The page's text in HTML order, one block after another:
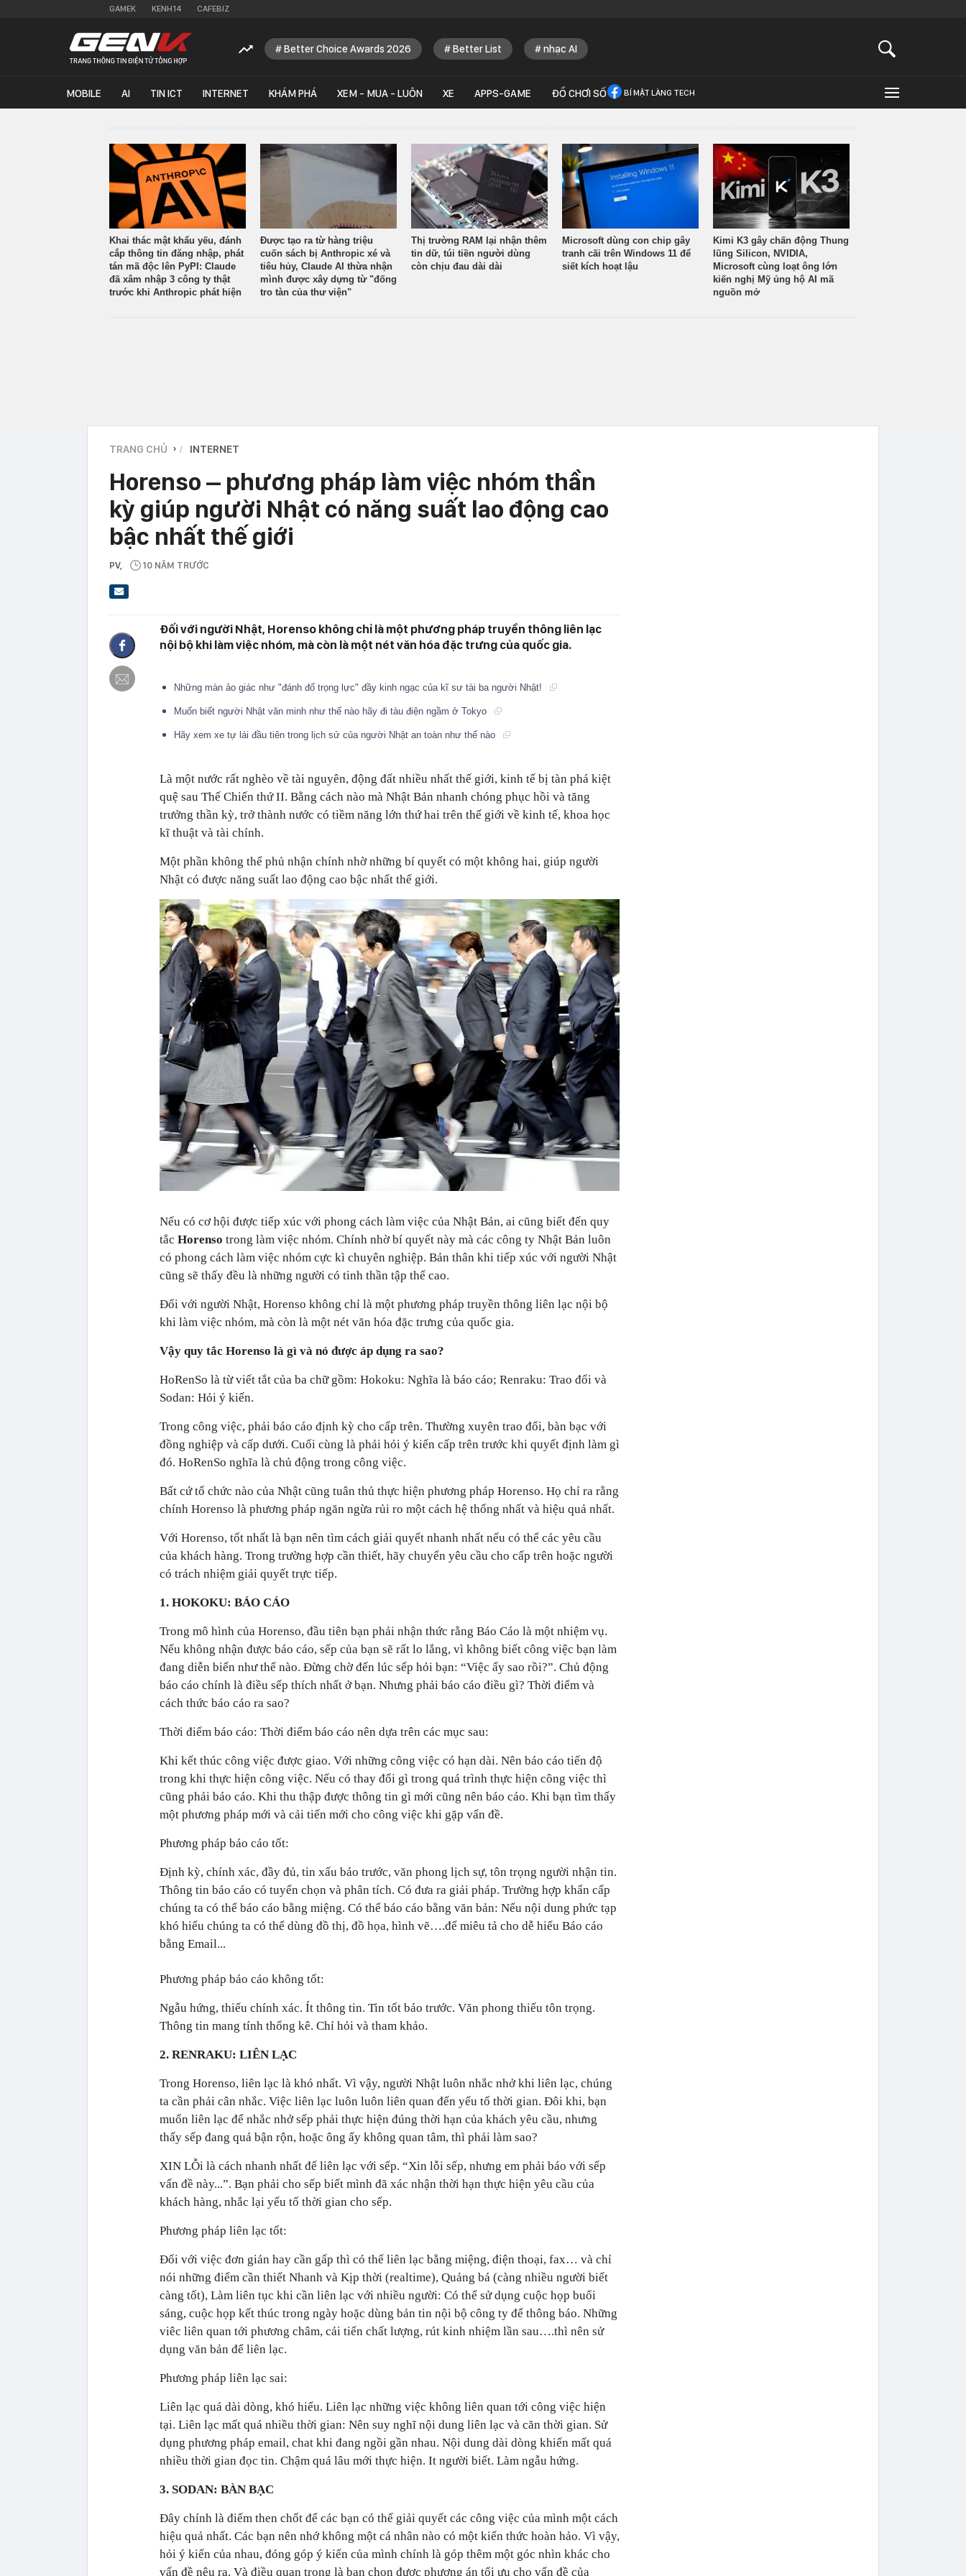
GAMEK KENH14 CAFEBIZ
Better Choice Awards 2026 Better List nhạc AI
MOBILE AI TIN ICT INTERNET KHÁM PHÁ XEM - MUA - LUÔN XE APPS-GAME ĐỒ CHƠI SỐ BÍ MẬT LÀNG TECH
Khai thác mật khẩu yếu, đánh
cắp thông tin đăng nhập, phát
tán mã độc lên PyPI: Claude
đã xâm nhập 3 công ty thật
trước khi Anthropic phát hiện
Được tạo ra từ hàng triệu
cuốn sách bị Anthropic xé và
tiêu hủy, Claude AI thừa nhận
mình được xây dựng từ "đống
tro tàn của thư viện"
Thị trường RAM lại nhận thêm
tin dữ, túi tiền người dùng
còn chịu đau dài dài
Microsoft dùng con chip gây
tranh cãi trên Windows 11 để
siết kích hoạt lậu
Kimi K3 gây chấn động Thung
lũng Silicon, NVIDIA,
Microsoft cùng loạt ông lớn
kiến nghị Mỹ ủng hộ AI mã
nguồn mở
TRANG CHỦ › INTERNET
Horenso – phương pháp làm việc nhóm thần
kỳ giúp người Nhật có năng suất lao động cao
bậc nhất thế giới
PV, 10 NĂM TRƯỚC
Đối với người Nhật, Horenso không chỉ là một phương pháp truyền thông liên lạc
nội bộ khi làm việc nhóm, mà còn là một nét văn hóa đặc trưng của quốc gia.
Những màn ảo giác như "đánh đố trọng lực" đầy kinh ngạc của kĩ sư tài ba người Nhật!
Muốn biết người Nhật văn minh như thế nào hãy đi tàu điện ngầm ở Tokyo
Hãy xem xe tự lái đầu tiên trong lịch sử của người Nhật an toàn như thế nào
Là một nước rất nghèo về tài nguyên, động đất nhiều nhất thế giới, kinh tế bị tàn phá kiệt
quệ sau Thế Chiến thứ II. Bằng cách nào mà Nhật Bản nhanh chóng phục hồi và tăng
trưởng thần kỳ, trở thành nước có tiềm năng lớn thứ hai trên thế giới về kinh tế, khoa học
kĩ thuật và tài chính.
Một phần không thể phủ nhận chính nhờ những bí quyết có một không hai, giúp người
Nhật có được năng suất lao động cao bậc nhất thế giới.
Nếu có cơ hội được tiếp xúc với phong cách làm việc của Nhật Bản, ai cũng biết đến quy
tắc Horenso trong làm việc nhóm. Chính nhờ bí quyết này mà các công ty Nhật Bản luôn
có phong cách làm việc nhóm cực kì chuyên nghiệp. Bản thân khi tiếp xúc với người Nhật
cũng sẽ thấy đều là những người có tinh thần tập thể cao.
Đối với người Nhật, Horenso không chỉ là một phương pháp truyền thông liên lạc nội bộ
khi làm việc nhóm, mà còn là một nét văn hóa đặc trưng của quốc gia.
Vậy quy tắc Horenso là gì và nó được áp dụng ra sao?
HoRenSo là từ viết tắt của ba chữ gồm: Hokoku: Nghĩa là báo cáo; Renraku: Trao đổi và
Sodan: Hỏi ý kiến.
Trong công việc, phải báo cáo định kỳ cho cấp trên. Thường xuyên trao đổi, bàn bạc với
đồng nghiệp và cấp dưới. Cuối cùng là phải hỏi ý kiến cấp trên trước khi quyết định làm gì
đó. HoRenSo nghĩa là chủ động trong công việc.
Bất cứ tổ chức nào của Nhật cũng tuân thủ thực hiện phương pháp Horenso. Họ chỉ ra rằng
chính Horenso là phương pháp ngăn ngừa rủi ro một cách hệ thống nhất và hiệu quả nhất.
Với Horenso, tốt nhất là bạn nên tìm cách giải quyết nhanh nhất nếu có thể các yêu cầu
của khách hàng. Trong trường hợp cần thiết, hãy chuyển yêu cầu cho cấp trên hoặc người
có trách nhiệm giải quyết trực tiếp.
1. HOKOKU: BÁO CÁO
Trong mô hình của Horenso, đầu tiên bạn phải nhận thức rằng Báo Cáo là một nhiệm vụ.
Nếu không nhận được báo cáo, sếp của bạn sẽ rất lo lắng, vì không biết công việc bạn làm
đang diễn biến như thế nào. Đừng chờ đến lúc sếp hỏi bạn: “Việc ấy sao rồi?”. Chủ động
báo cáo chính là điều sếp thích nhất ở bạn. Nhưng phải báo cáo điều gì? Thời điểm và
cách thức báo cáo ra sao?
Thời điểm báo cáo: Thời điểm báo cáo nên dựa trên các mục sau:
Khi kết thúc công việc được giao. Với những công việc có hạn dài. Nên báo cáo tiến độ
trong khi thực hiện công việc. Nếu có thay đổi gì trong quá trình thực hiện công việc thì
cũng phải báo cáo. Khi thu thập được thông tin gì mới cũng nên báo cáo. Khi bạn tìm thấy
một phương pháp mới và cải tiến mới cho công việc khi gặp vấn đề.
Phương pháp báo cáo tốt:
Định kỳ, chính xác, đầy đủ, tin xấu báo trước, văn phong lịch sự, tôn trọng người nhận tin.
Thông tin báo cáo có tuyển chọn và phân tích. Có đưa ra giải pháp. Trường hợp khẩn cấp
chúng ta có thể báo cáo bằng miệng. Có thể báo cáo bằng văn bản: Nếu nội dung phức tạp
khó hiểu chúng ta có thể dùng đồ thị, đồ họa, hình vẽ….để miêu tả cho dễ hiểu Báo cáo
bằng Email...
Phương pháp báo cáo không tốt:
Ngẫu hứng, thiếu chính xác. Ít thông tin. Tin tốt báo trước. Văn phong thiếu tôn trọng.
Thông tin mang tính thống kê. Chỉ hỏi và tham khảo.
2. RENRAKU: LIÊN LẠC
Trong Horenso, liên lạc là khó nhất. Vì vậy, người Nhật luôn nhắc nhở khi liên lạc, chúng
ta cần phải cân nhắc. Việc liên lạc luôn luôn liên quan đến yếu tố thời gian. Đôi khi, bạn
muốn liên lạc để nhắc nhở sếp phải thực hiện đúng thời hạn của khách yêu cầu, nhưng
thấy sếp đang quá bận rộn, hoặc ông ấy không quan tâm, thì phải làm sao?
XIN LỖi là cách nhanh nhất để liên lạc với sếp. “Xin lỗi sếp, nhưng em phải báo với sếp
vấn đề này...”. Bạn phải cho sếp biết mình đã xác nhận thời hạn thực hiện yêu cầu của
khách hàng, nhắc lại yếu tố thời gian cho sếp.
Phương pháp liên lạc tốt:
Đối với việc đơn giản hay cần gấp thì có thể liên lạc bằng miệng, điện thoại, fax… và chỉ
nói những điểm cần thiết Nhanh và Kịp thời (realtime), Quảng bá (càng nhiều người biết
càng tốt), Làm liên tục khi cần liên lạc với nhiều người: Có thể sử dụng cuộc họp buổi
sáng, cuộc họp kết thúc trong ngày hoặc dùng bản tin nội bộ công ty để thông báo. Những
viêc liên quan tới phương châm, cải tiến chất lượng, rút kinh nhiệm lần sau….thì nên sử
dụng văn bản để liên lạc.
Phương pháp liên lạc sai:
Liên lạc quá dài dòng, khó hiểu. Liên lạc những việc không liên quan tới công việc hiện
tại. Liên lạc mất quá nhiều thời gian: Nên suy nghĩ nội dung liên lạc và căn thời gian. Sử
dụng phương pháp email, chat khi đang ngồi gần nhau. Nội dung dài dòng khiến mất quá
nhiều thời gian đọc tin. Chậm quá lâu mới thực hiện. It người biết. Làm ngẫu hứng.
3. SODAN: BÀN BẠC
Đây chính là điểm then chốt để các bạn có thể giải quyết các công việc của mình một cách
hiệu quả nhất. Các bạn nên nhớ không một cá nhân nào có một kiến thức hoàn hảo. Vì vậy,
hỏi ý kiến của nhau, đóng góp ý kiến của mình chính là góp thêm một góc nhìn khác cho
vấn đề nêu ra. Và điều quan trọng là bạn chọn được phương án tối ưu cho vấn đề của